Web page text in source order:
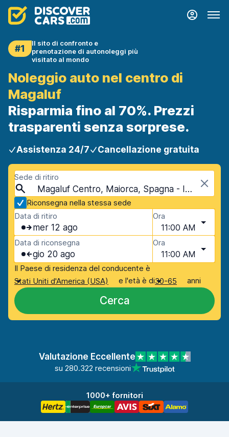
#1
Il sito di confronto e
prenotazione di autonoleggi più
visitato al mondo
Noleggio auto nel centro di
Magaluf
Risparmia fino al 70%. Prezzi
trasparenti senza sorprese.
Assistenza 24/7 Cancellazione gratuita
Sede di ritiro
Magaluf Centro, Maiorca, Spagna - Isole Baleari
Riconsegna nella stessa sede
Data di ritiro
mer 12 ago
Ora
11:00 AM
Data di riconsegna
gio 20 ago
Ora
11:00 AM
Il Paese di residenza del conducente è
Stati Uniti d'America (USA)
e l'età è di30-65 anni
Cerca
Valutazione Eccellente
su 280.322 recensioni
1000+ fornitori